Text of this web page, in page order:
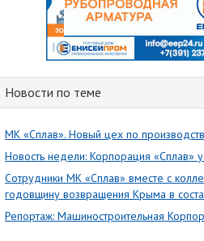
Новости по теме
МК «Сплав». Новый цех по
Новость недели: Корпорация «Сплав»
Сотрудники МК «Сплав» вместе с
годовщину возвращения Крыма в
Репортаж: Машиностроительная